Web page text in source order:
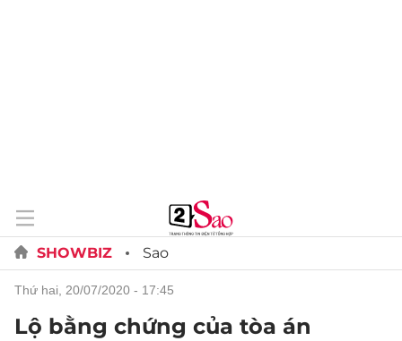
SHOWBIZ Sao
thứ hai, 20/07/2020 - 17:45
Lộ bằng chứng của tòa án